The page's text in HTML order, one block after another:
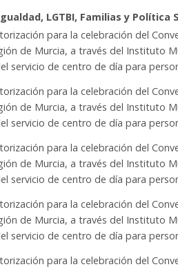
LGTBI, Familias y Política
para la celebración del
de Murcia, a través del Instituto
servicio de centro de día para
para la celebración del
de Murcia, a través del Instituto
servicio de centro de día para
para la celebración del
de Murcia, a través del Instituto
servicio de centro de día para
para la celebración del
de Murcia, a través del Instituto
servicio de centro de día para
para la celebración del